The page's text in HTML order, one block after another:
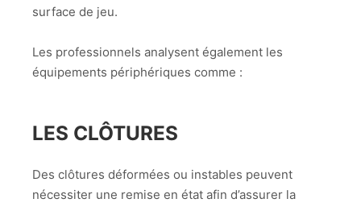
surface de jeu.
Les professionnels analysent également les
équipements périphériques comme :
LES CLÔTURES
Des clôtures déformées ou instables peuvent
nécessiter une remise en état afin d’assurer la